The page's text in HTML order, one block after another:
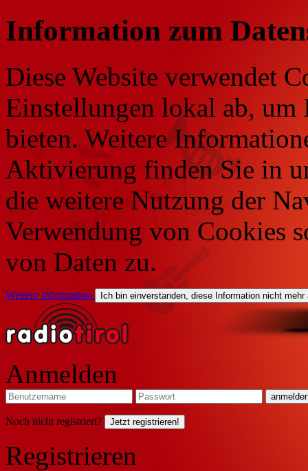
Information zum
Diese Website verwendet
Einstellungen lokal ab, um
bieten. Weitere
Aktivierung finden Sie in
die weitere Nutzung der
Verwendung von Cookies
von Daten zu.
Weitere Information Ich bin einverstanden, diese Information nicht mehr
Anmelden
Noch nicht registriert? Jetzt registrieren!
Registrieren